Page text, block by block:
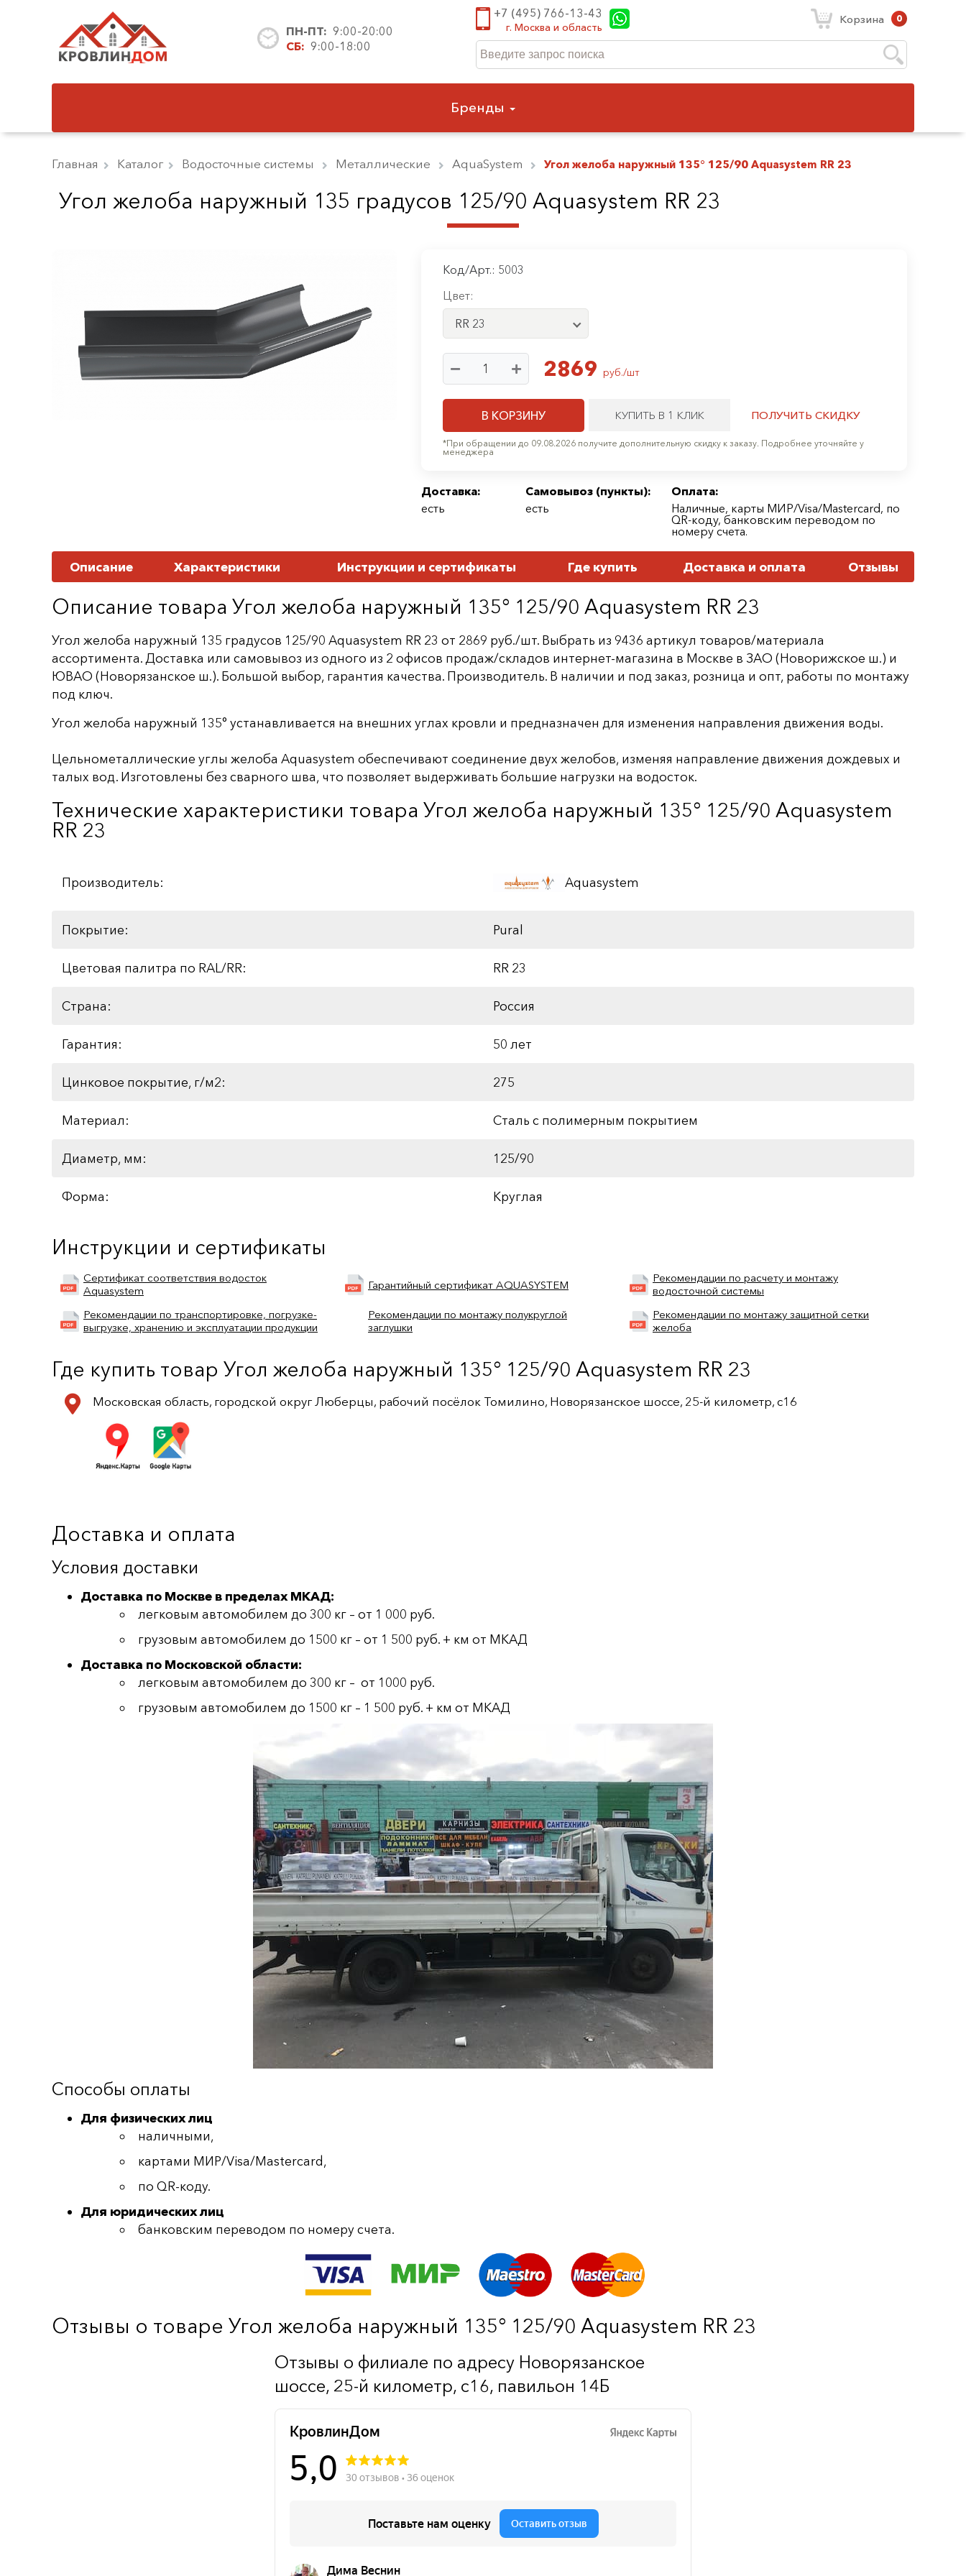
ПН-ПТ: 9:00-20:00
СБ: 9:00-18:00
+7 (495) 766-13-43
г. Москва и область
Корзина 0
Бренды
Главная Каталог Водосточные системы Металлические AquaSystem Угол желоба наружный 135° 125/90 Aquasystem RR 23
Угол желоба наружный 135 градусов 125/90 Aquasystem RR 23
Код/Арт.: 5003
Цвет:
RR 23
2869 руб./шт
В КОРЗИНУ КУПИТЬ В 1 КЛИК ПОЛУЧИТЬ СКИДКУ
*При обращении до 09.08.2026 получите дополнительную скидку к заказу. Подробнее уточняйте у
менеджера
Доставка:
есть
Самовывоз (пункты):
есть
Оплата:
Наличные, карты МИР/Visa/Mastercard, по
QR-коду, банковским переводом по
номеру счета.
Описание Характеристики Инструкции и сертификаты Где купить Доставка и оплата Отзывы
Описание товара Угол желоба наружный 135° 125/90 Aquasystem RR 23
Угол желоба наружный 135 градусов 125/90 Aquasystem RR 23 от 2869 руб./шт. Выбрать из 9436 артикул товаров/материала
ассортимента. Доставка или самовывоз из одного из 2 офисов продаж/складов интернет-магазина в Москве в ЗАО (Новорижское ш.) и
ЮВАО (Новорязанское ш.). Большой выбор, гарантия качества. Производитель. В наличии и под заказ, розница и опт, работы по монтажу
под ключ.
Угол желоба наружный 135° устанавливается на внешних углах кровли и предназначен для изменения направления движения воды.
Цельнометаллические углы желоба Aquasystem обеспечивают соединение двух желобов, изменяя направление движения дождевых и
талых вод. Изготовлены без сварного шва, что позволяет выдерживать большие нагрузки на водосток.
Технические характеристики товара Угол желоба наружный 135° 125/90 Aquasystem
RR 23
Производитель: Aquasystem
Покрытие: Pural
Цветовая палитра по RAL/RR: RR 23
Страна: Россия
Гарантия: 50 лет
Цинковое покрытие, г/м2: 275
Материал: Сталь с полимерным покрытием
Диаметр, мм: 125/90
Форма: Круглая
Инструкции и сертификаты
Сертификат соответствия водосток
Aquasystem
Гарантийный сертификат AQUASYSTEM
Рекомендации по расчету и монтажу
водосточной системы
Рекомендации по транспортировке, погрузке-
выгрузке, хранению и эксплуатации продукции
Рекомендации по монтажу полукруглой
заглушки
Рекомендации по монтажу защитной сетки
желоба
Где купить товар Угол желоба наружный 135° 125/90 Aquasystem RR 23
Московская область, городской округ Люберцы, рабочий посёлок Томилино, Новорязанское шоссе, 25-й километр, с16
Доставка и оплата
Условия доставки
Доставка по Москве в пределах МКАД:
легковым автомобилем до 300 кг – от 1 000 руб.
грузовым автомобилем до 1500 кг – от 1 500 руб. + км от МКАД
Доставка по Московской области:
легковым автомобилем до 300 кг – от 1000 руб.
грузовым автомобилем до 1500 кг – 1 500 руб. + км от МКАД
Способы оплаты
Для физических лиц
наличными,
картами МИР/Visa/Mastercard,
по QR-коду.
Для юридических лиц
банковским переводом по номеру счета.
Отзывы о товаре Угол желоба наружный 135° 125/90 Aquasystem RR 23
Отзывы о филиале по адресу Новорязанское
шоссе, 25-й километр, с16, павильон 14Б